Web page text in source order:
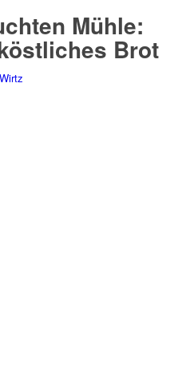
Mühle:
Brot
Wirtz